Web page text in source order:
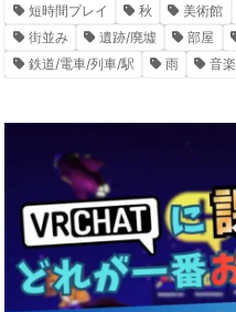
短時間プレイ
秋 美術館
街並み
遺跡/廃墟 部屋
鉄道/電車/列車/駅
雨 音楽